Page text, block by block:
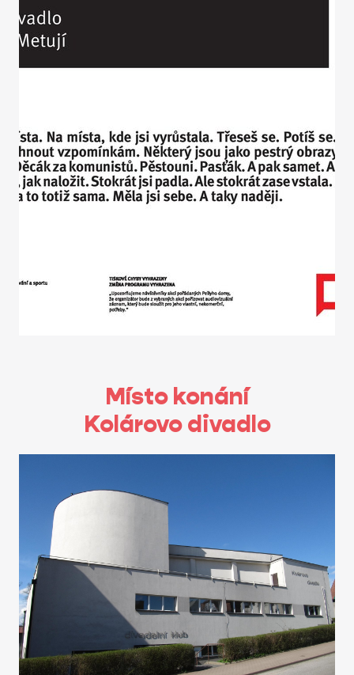
Místo konání
Kolárovo divadlo